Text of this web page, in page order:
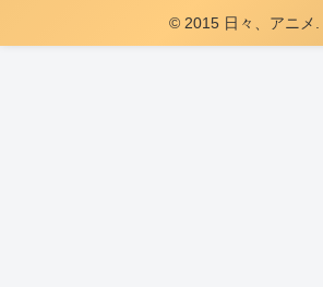
© 2015 日々、アニメ.